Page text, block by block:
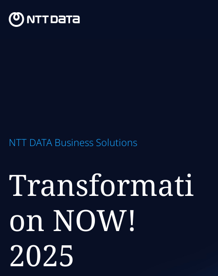
NTT DATA Business Solutions
Transformati
on NOW!
2025